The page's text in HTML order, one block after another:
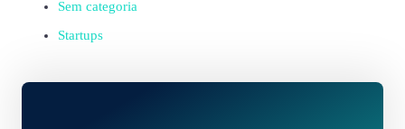
Sem categoria
Startups